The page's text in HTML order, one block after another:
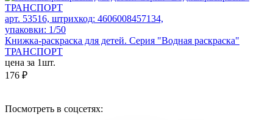
арт. 53516, штрихкод: 4606008457134,
упаковки: 1/50
Книжка-раскраска для детей. Серия "Водная раскраска"
ТРАНСПОРТ
цена за 1шт.
176 ₽
Посмотреть в соцсетях: